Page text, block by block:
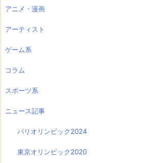
アニメ・漫画
アーティスト
ゲーム系
コラム
スポーツ系
ニュース記事
パリオリンピック2024
東京オリンピック2020